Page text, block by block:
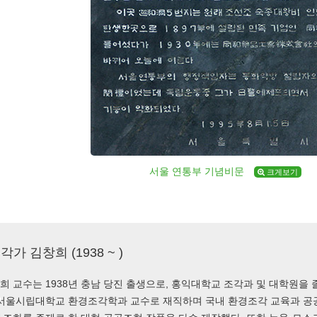
서울 연통부 기념비문 크게보기
가 김창희 (1938 ~ )
교수는 1938년 충남 당진 출생으로, 홍익대학교 조각과 및 대학원을
울시립대학교 환경조각학과 교수로 재직하며 국내 환경조각 교육과